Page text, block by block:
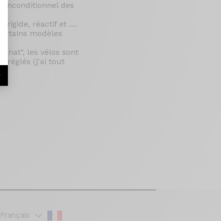
inconditionnel des
rigide, réactif et ....
modèles
les vélos sont
réglés (j'ai tout
Français